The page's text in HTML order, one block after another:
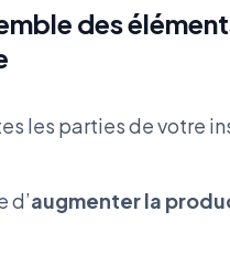
des
les parties de votre
d’augmenter la